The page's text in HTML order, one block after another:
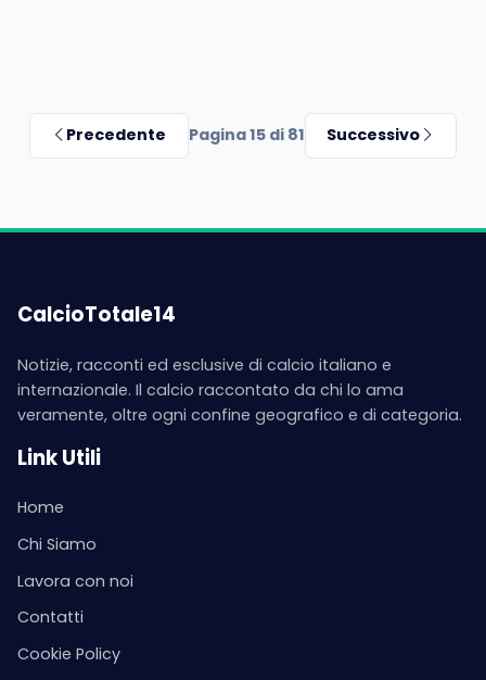
Precedente Pagina 15 di 81 Successivo
CalcioTotale14
Notizie, racconti ed esclusive di calcio italiano e
internazionale. Il calcio raccontato da chi lo ama
veramente, oltre ogni confine geografico e di categoria.
Link Utili
Home
Chi Siamo
Lavora con noi
Contatti
Cookie Policy